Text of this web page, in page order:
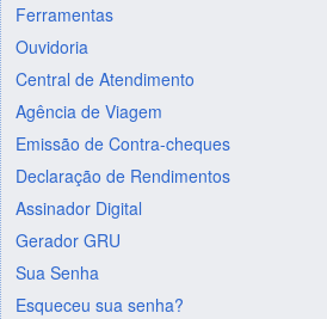
Ferramentas
Ouvidoria
Central de Atendimento
Agência de Viagem
Emissão de Contra-cheques
Declaração de Rendimentos
Assinador Digital
Gerador GRU
Sua Senha
Esqueceu sua senha?